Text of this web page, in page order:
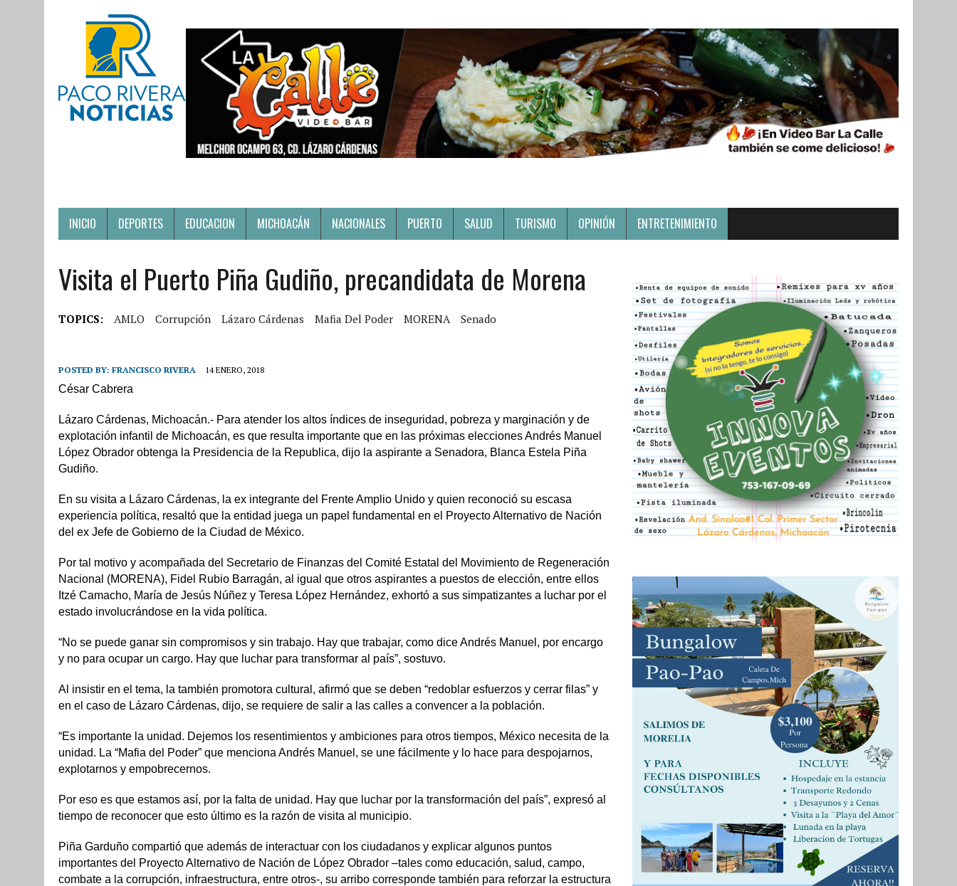
INICIO DEPORTES EDUCACION MICHOACÁN NACIONALES PUERTO SALUD TURISMO OPINIÓN ENTRETENIMIENTO
Visita el Puerto Piña Gudiño, precandidata de Morena
TOPICS: AMLO Corrupción Lázaro Cárdenas Mafia Del Poder MORENA Senado
POSTED BY: FRANCISCO RIVERA 14 ENERO, 2018
César Cabrera
Lázaro Cárdenas, Michoacán.- Para atender los altos índices de inseguridad, pobreza y marginación y de
explotación infantil de Michoacán, es que resulta importante que en las próximas elecciones Andrés Manuel
López Obrador obtenga la Presidencia de la Republica, dijo la aspirante a Senadora, Blanca Estela Piña
Gudiño.
En su visita a Lázaro Cárdenas, la ex integrante del Frente Amplio Unido y quien reconoció su escasa
experiencia política, resaltó que la entidad juega un papel fundamental en el Proyecto Alternativo de Nación
del ex Jefe de Gobierno de la Ciudad de México.
Por tal motivo y acompañada del Secretario de Finanzas del Comité Estatal del Movimiento de Regeneración
Nacional (MORENA), Fidel Rubio Barragán, al igual que otros aspirantes a puestos de elección, entre ellos
Itzé Camacho, María de Jesús Núñez y Teresa López Hernández, exhortó a sus simpatizantes a luchar por el
estado involucrándose en la vida política.
“No se puede ganar sin compromisos y sin trabajo. Hay que trabajar, como dice Andrés Manuel, por encargo
y no para ocupar un cargo. Hay que luchar para transformar al país”, sostuvo.
Al insistir en el tema, la también promotora cultural, afirmó que se deben “redoblar esfuerzos y cerrar filas” y
en el caso de Lázaro Cárdenas, dijo, se requiere de salir a las calles a convencer a la población.
“Es importante la unidad. Dejemos los resentimientos y ambiciones para otros tiempos, México necesita de la
unidad. La “Mafia del Poder” que menciona Andrés Manuel, se une fácilmente y lo hace para despojarnos,
explotarnos y empobrecernos.
Por eso es que estamos así, por la falta de unidad. Hay que luchar por la transformación del país”, expresó al
tiempo de reconocer que esto último es la razón de visita al municipio.
Piña Garduño compartió que además de interactuar con los ciudadanos y explicar algunos puntos
importantes del Proyecto Alternativo de Nación de López Obrador –tales como educación, salud, campo,
combate a la corrupción, infraestructura, entre otros-, su arribo corresponde también para reforzar la estructura